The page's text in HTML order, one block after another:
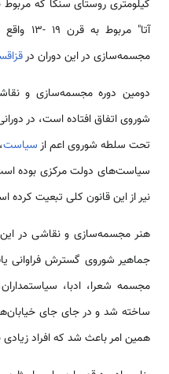
آتا"
مجسمه‌سازی در این دوران در
دومین دوره مجسمه‌سازی و
شوروی اتفاق افتاده است، در
تحت سلطه شوروی اعم ازسیاست
سیاست‌‌های دولت مرکزی بوده
نیر از این قانون کلی تبعیت کرده
هنر مجسمه‌سازی و نقاشی در
جماهیر شوروی گسترش فراوانی
مجسمه شعرا، ادبا،
ساخته شد و در جای جای
همین امر باعث شد که افراد زیادی